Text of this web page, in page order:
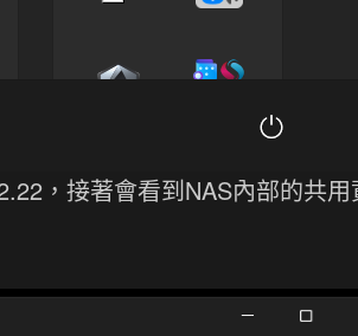
，接著會看到NAS內部的共用